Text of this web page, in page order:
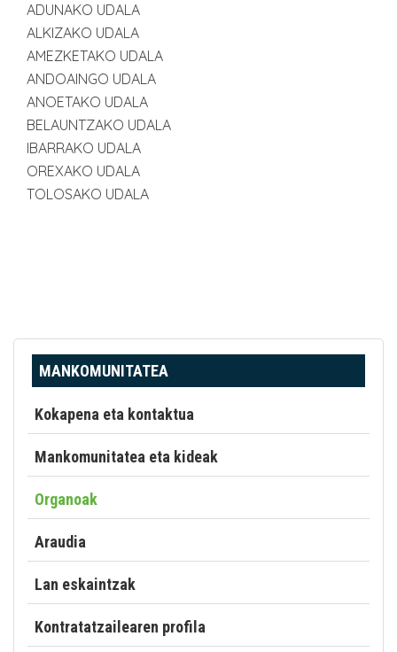
ADUNAKO UDALA
ALKIZAKO UDALA
AMEZKETAKO UDALA
ANDOAINGO UDALA
ANOETAKO UDALA
BELAUNTZAKO UDALA
IBARRAKO UDALA
OREXAKO UDALA
TOLOSAKO UDALA
MANKOMUNITATEA
Kokapena eta kontaktua
Mankomunitatea eta kideak
Organoak
Araudia
Lan eskaintzak
Kontratatzailearen profila